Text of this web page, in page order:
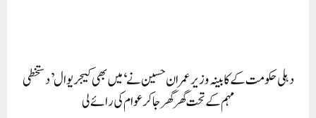
دہلی حکومت کے کابینہ وزیر عمران حسین نے ‘میں بھی کیجریوال’ دستخطی
مہم کے تحت گھر گھر جا کر عوام کی رائے لی